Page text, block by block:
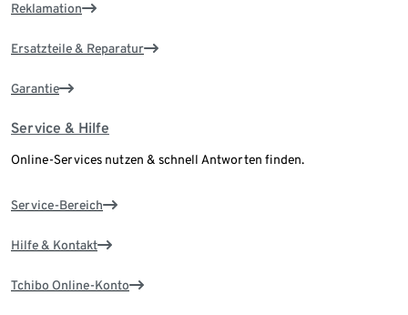
Reklamation
Ersatzteile & Reparatur
Garantie
Service & Hilfe
Online-Services nutzen & schnell Antworten finden.
Service-Bereich
Hilfe & Kontakt
Tchibo Online-Konto